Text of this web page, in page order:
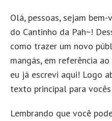
Olá, pessoas, sejam
do Cantinho da Pah~!
como trazer um novo
mangás, em referência
eu já escrevi aqui! Logo
texto principal para
Lembrando que você